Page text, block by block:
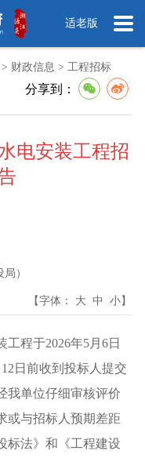
适老版
> 财政信息 > 工程招标
分享到：
电安装工程招
）
【字体： 大 中 小】
程于2026年5月6日
日前收到投标人提交
我单位仔细审核评价
或与招标人预期差距
标法》和《工程建设